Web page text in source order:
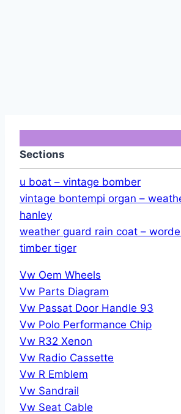
Sections
u boat – vintage bomber
vintage bontempi organ –
hanley
weather guard rain coat –
timber tiger
Vw Oem Wheels
Vw Parts Diagram
Vw Passat Door Handle 93
Vw Polo Performance Chip
Vw R32 Xenon
Vw Radio Cassette
Vw R Emblem
Vw Sandrail
Vw Seat Cable